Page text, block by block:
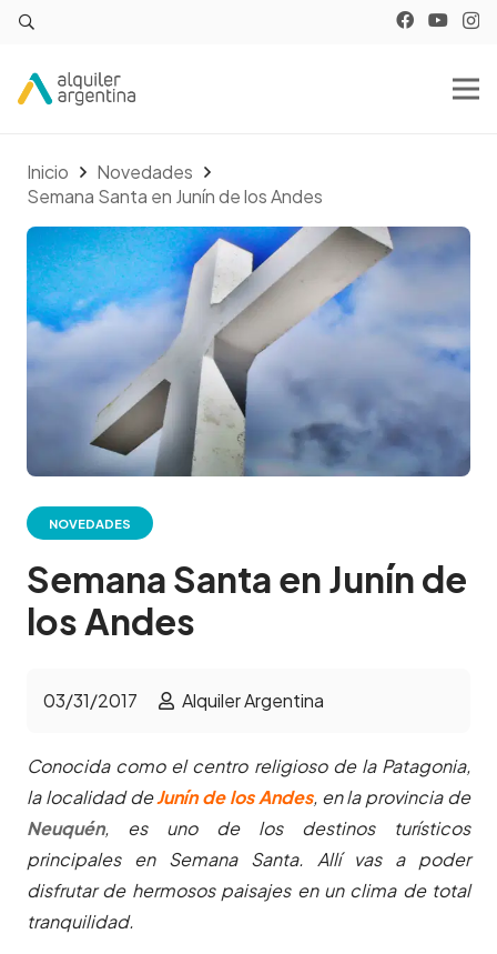
Inicio
Novedades
Semana Santa en Junín de los Andes
NOVEDADES
Semana Santa en Junín de
los Andes
03/31/2017 Alquiler Argentina
Conocida como el centro religioso de la Patagonia,
la localidad deJunín de los Andes, en la provincia de
Neuquén, es uno de los destinos turísticos
principales en Semana Santa. Allí vas a poder
disfrutar de hermosos paisajes en un clima de total
tranquilidad.